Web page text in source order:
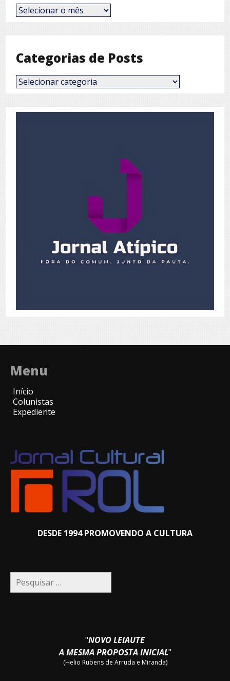
Posts
por
Categorias de Posts
Categorias
de
Menu
Início
Colunistas
Expediente
DESDE 1994 PROMOVENDO A CULTURA
Pesquisar
por:
"NOVO LEIAUTE
A MESMA PROPOSTA INICIAL"
(Helio Rubens de Arruda e Miranda)